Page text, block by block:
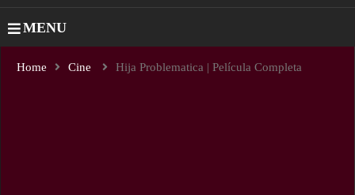
MENU
Home Cine Hija Problematica | Película Completa